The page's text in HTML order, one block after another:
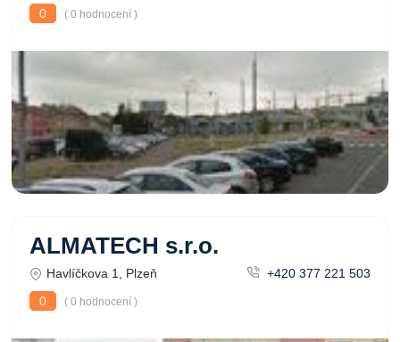
0
( 0 hodnocení )
ALMATECH s.r.o.
Havlíčkova 1, Plzeň
+420 377 221 503
0
( 0 hodnocení )